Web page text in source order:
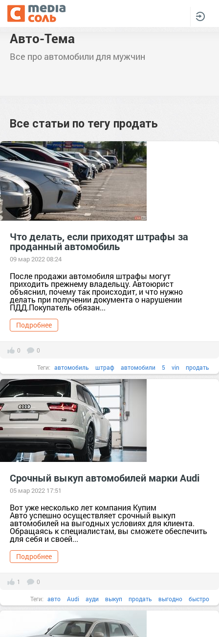
Авто-Тема
Все про автомобили для мужчин
Все статьи по тегу продать
Что делать, если приходят штрафы за
проданный автомобиль
09 мар 2022 08:24
После продажи автомобиля штрафы могут
приходить прежнему владельцу. Автоюрист
объяснил, почему так происходит, и что нужно
делать при получении документа о нарушении
ПДД.Покупатель обязан...
Подробнее
0 0
Теги: автомобиль штраф автомобили 5 vin продать
Срочный выкуп автомобилей марки Audi
05 мар 2022 17:51
Вот уже несколько лет компания Купим
Авто успешно осуществляет срочный выкуп
автомобилей на выгодных условиях для клиента.
Обращаясь к специалистам, вы сможете обеспечить
для себя и своей...
Подробнее
1 0
Теги: авто Audi ауди выкуп продать выгодно быстро